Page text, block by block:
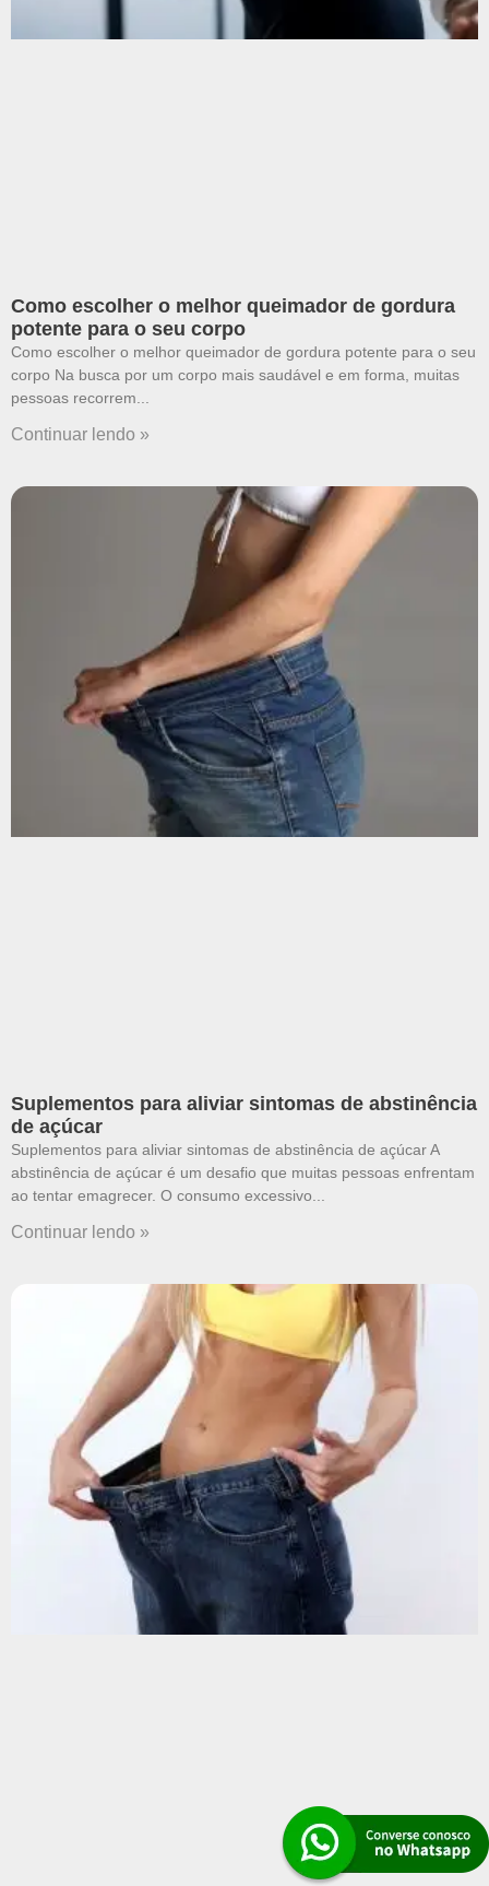
Como escolher o melhor queimador de gordura
potente para o seu corpo
Como escolher o melhor queimador de gordura potente para o seu
corpo Na busca por um corpo mais saudável e em forma, muitas
pessoas recorrem
Continuar lendo »
Suplementos para aliviar sintomas de abstinência
de açúcar
Suplementos para aliviar sintomas de abstinência de açúcar A
abstinência de açúcar é um desafio que muitas pessoas enfrentam
ao tentar emagrecer. O consumo excessivo
Continuar lendo »